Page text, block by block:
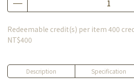
Redeemable credit(s) per item 400
NT$400
Description Specification